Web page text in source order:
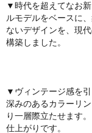
▼時代を超えてなお
ルモデルをベースに
ないデザインを、現
構築しました。
▼ヴィンテージ感を
深みのあるカラーリ
り一層際立たせます
仕上がりです。